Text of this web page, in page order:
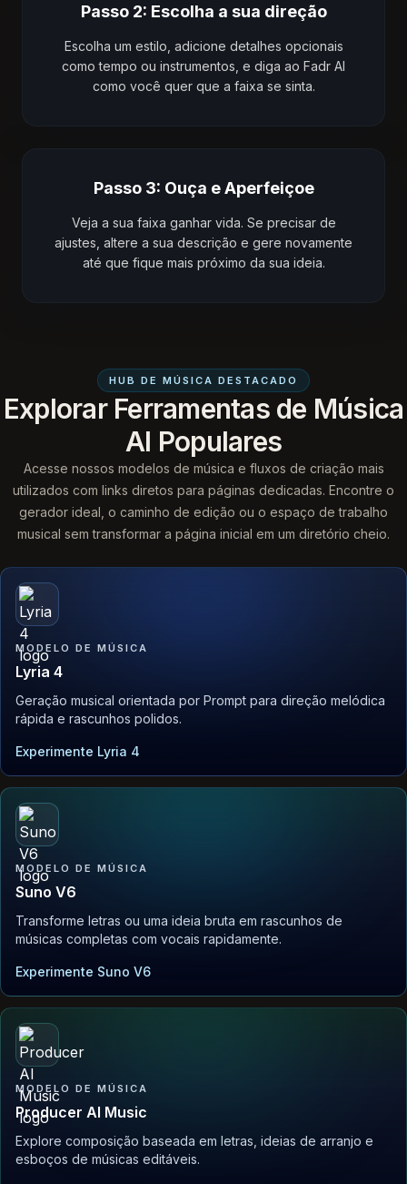
Passo 2: Escolha a sua direção
Escolha um estilo, adicione detalhes opcionais
como tempo ou instrumentos, e diga ao Fadr AI
como você quer que a faixa se sinta.
Passo 3: Ouça e Aperfeiçoe
Veja a sua faixa ganhar vida. Se precisar de
ajustes, altere a sua descrição e gere novamente
até que fique mais próximo da sua ideia.
HUB DE MÚSICA DESTACADO
Explorar Ferramentas de Música
AI Populares
Acesse nossos modelos de música e fluxos de criação mais
utilizados com links diretos para páginas dedicadas. Encontre o
gerador ideal, o caminho de edição ou o espaço de trabalho
musical sem transformar a página inicial em um diretório cheio.
MODELO DE MÚSICA
Lyria 4
Geração musical orientada por Prompt para direção melódica
rápida e rascunhos polidos.
Experimente Lyria 4
MODELO DE MÚSICA
Suno V6
Transforme letras ou uma ideia bruta em rascunhos de
músicas completas com vocais rapidamente.
Experimente Suno V6
MODELO DE MÚSICA
Producer AI Music
Explore composição baseada em letras, ideias de arranjo e
esboços de músicas editáveis.